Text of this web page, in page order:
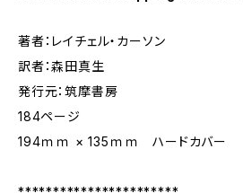
著者：レイチェル・カーソン
訳者：森田真生
発行元：筑摩書房
184ページ
194ｍｍ × 135ｍｍ ハードカバー